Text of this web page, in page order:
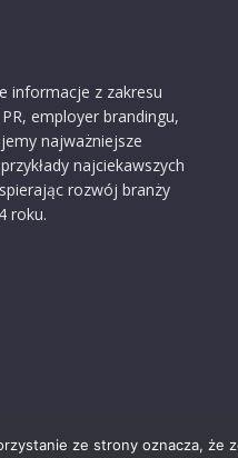
informacje z zakresu
employer brandingu,
najważniejsze
najciekawszych
rozwój branży
roku.
ze strony oznacza, że